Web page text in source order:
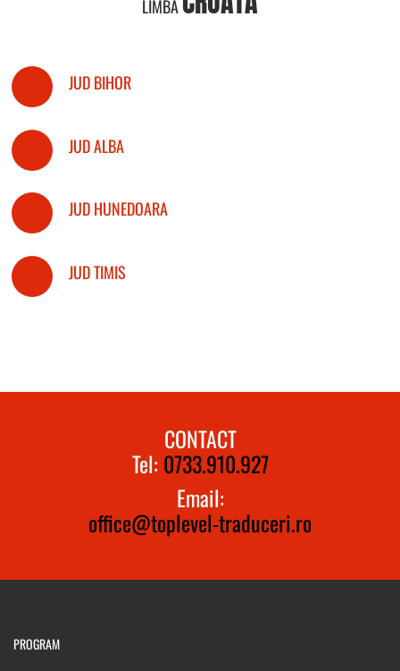
LIMBA
JUD BIHOR
JUD ALBA
JUD HUNEDOARA
JUD TIMIS
CONTACT
Tel: 0733.910.927
Email:
office@toplevel-traduceri.ro
PROGRAM